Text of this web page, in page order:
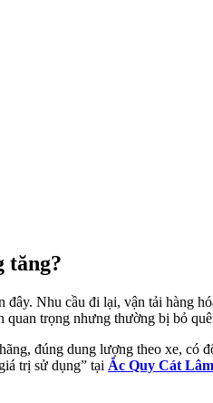
tăng?
Nhu cầu đi lại, vận tải hàng
trọng nhưng thường bị bỏ
đúng dung lượng theo xe, có
trị sử dụng” tại Ắc Quy Cát Lâm